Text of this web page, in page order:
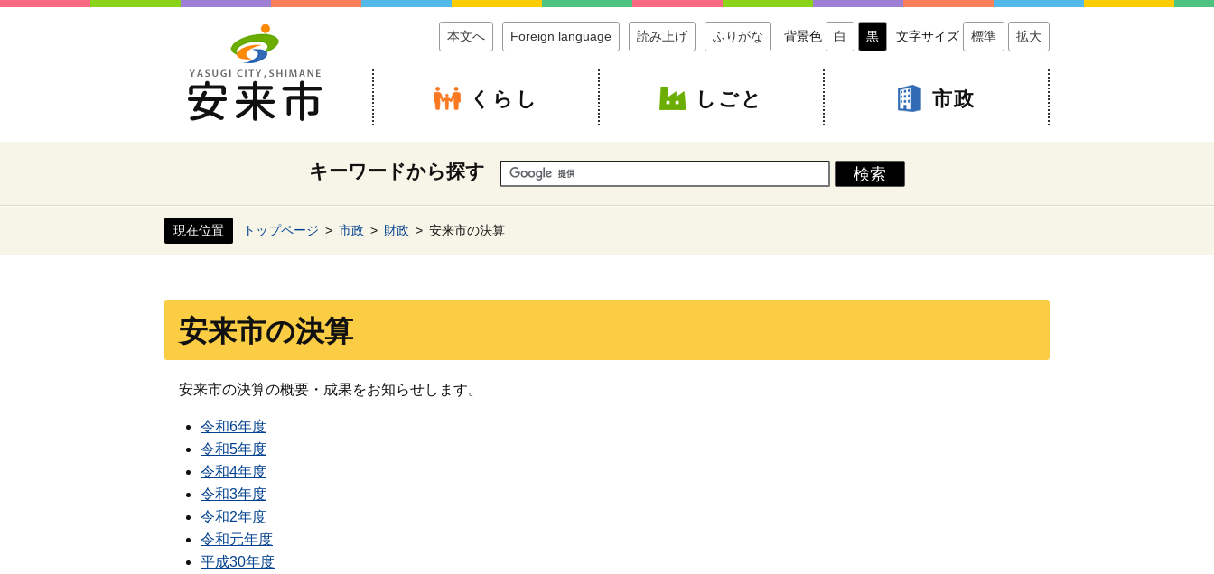
本文へ Foreign language 読み上げ ふりがな 背景色 白 黒 文字サイズ 標準 拡大
くらし しごと 市政
キーワードから探す
現在位置 トップページ 市政 財政 安来市の決算
安来市の決算
安来市の決算の概要・成果をお知らせします。
令和6年度
令和5年度
令和4年度
令和3年度
令和2年度
令和元年度
平成30年度